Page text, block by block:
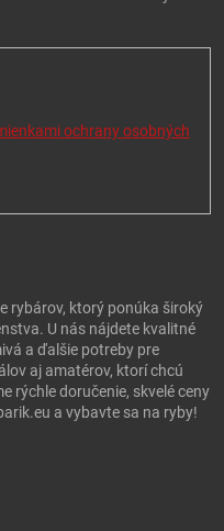
ochrany osobných
rybárov, ktorý ponúka široký
U nás nájdete kvalitné
a ďalšie potreby pre
aj amatérov, ktorí chcú
rýchle doručenie, skvelé ceny
a vybavte sa na ryby!